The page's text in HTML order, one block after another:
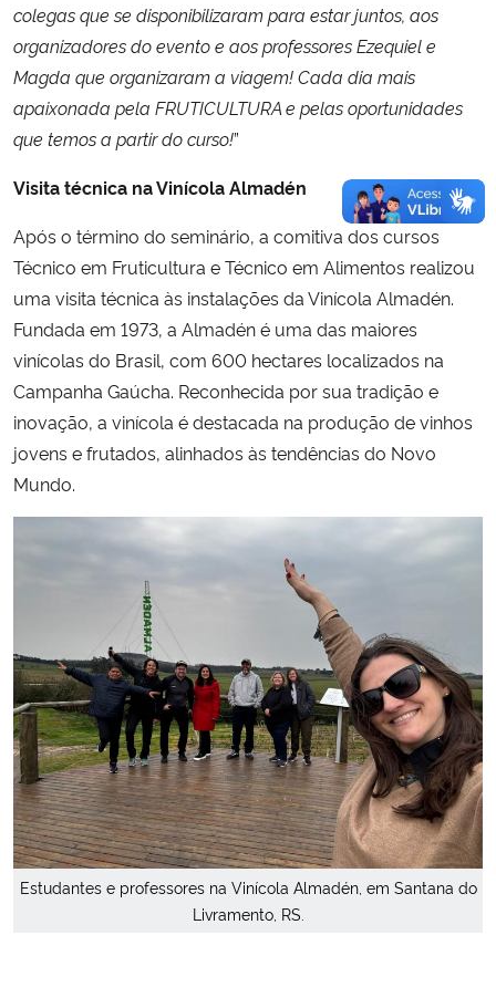
colegas que se disponibilizaram para estar juntos, aos
organizadores do evento e aos professores Ezequiel e
Magda que organizaram a viagem! Cada dia mais
apaixonada pela FRUTICULTURA e pelas oportunidades
que temos a partir do curso!”
Visita técnica na Vinícola Almadén
Após o término do seminário, a comitiva dos cursos
Técnico em Fruticultura e Técnico em Alimentos realizou
uma visita técnica às instalações da Vinícola Almadén.
Fundada em 1973, a Almadén é uma das maiores
vinícolas do Brasil, com 600 hectares localizados na
Campanha Gaúcha. Reconhecida por sua tradição e
inovação, a vinícola é destacada na produção de vinhos
jovens e frutados, alinhados às tendências do Novo
Mundo.
Estudantes e professores na Vinícola Almadén, em Santana do
Livramento, RS.